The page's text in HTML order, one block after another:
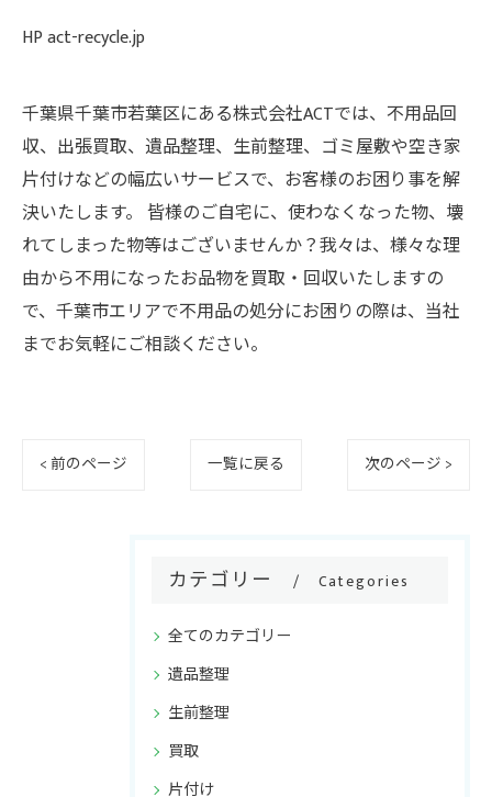
HP act-recycle.jp
千葉県千葉市若葉区にある株式会社ACTでは、不用品回
収、出張買取、遺品整理、生前整理、ゴミ屋敷や空き家
片付けなどの幅広いサービスで、お客様のお困り事を解
決いたします。 皆様のご自宅に、使わなくなった物、壊
れてしまった物等はございませんか？我々は、様々な理
由から不用になったお品物を買取・回収いたしますの
で、千葉市エリアで不用品の処分にお困りの際は、当社
までお気軽にご相談ください。
< 前のページ 一覧に戻る 次のページ >
カテゴリー Categories
全てのカテゴリー
遺品整理
生前整理
買取
片付け